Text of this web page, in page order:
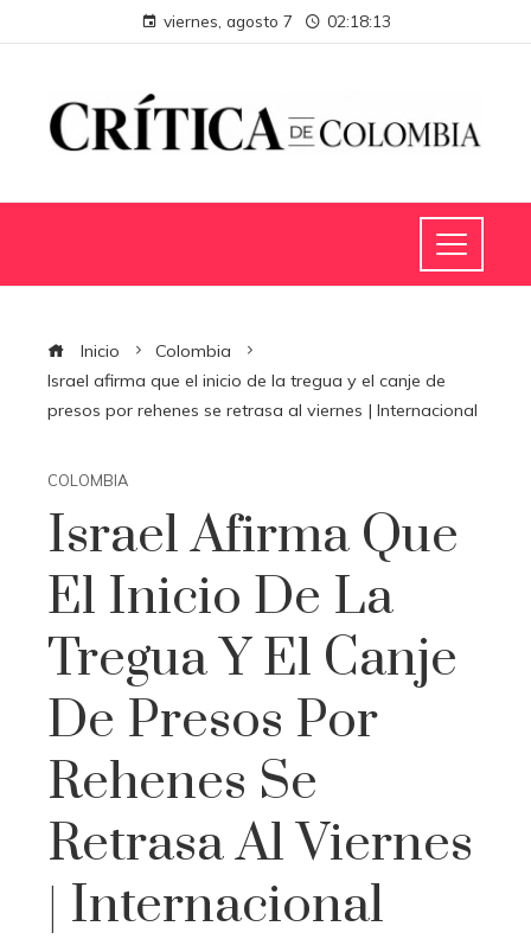
viernes, agosto 7 02:18:14
Inicio
Colombia
Israel afirma que el inicio de la tregua y el canje de
presos por rehenes se retrasa al viernes | Internacional
COLOMBIA
Israel Afirma Que
El Inicio De La
Tregua Y El Canje
De Presos Por
Rehenes Se
Retrasa Al Viernes
| Internacional